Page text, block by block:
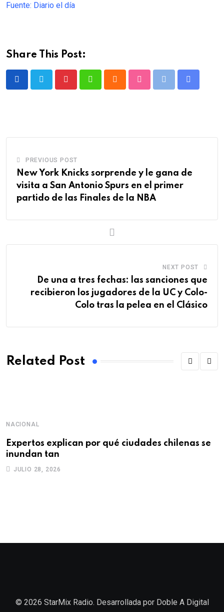
Fuente: Diario el día
Share This Post:
PREVIOUS POST
New York Knicks sorprende y le gana de
visita a San Antonio Spurs en el primer
partido de las Finales de la NBA
NEXT POST
De una a tres fechas: las sanciones que
recibieron los jugadores de la UC y Colo-
Colo tras la pelea en el Clásico
Related Post
NACIONAL
Expertos explican por qué ciudades chilenas se
inundan tan
JULIO 28, 2026
© 2026 StarMix Radio. Desarrollada por Doble A Digital